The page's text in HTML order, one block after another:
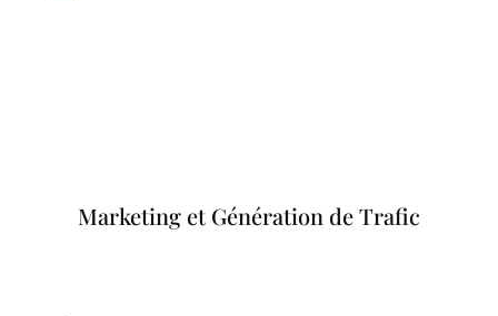
Marketing et Génération de Trafic